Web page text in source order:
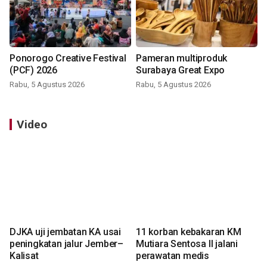
Ponorogo Creative Festival
(PCF) 2026
Rabu, 5 Agustus 2026
Pameran multiproduk
Surabaya Great Expo
Rabu, 5 Agustus 2026
Video
DJKA uji jembatan KA usai
peningkatan jalur Jember–
Kalisat
11 korban kebakaran KM
Mutiara Sentosa II jalani
perawatan medis